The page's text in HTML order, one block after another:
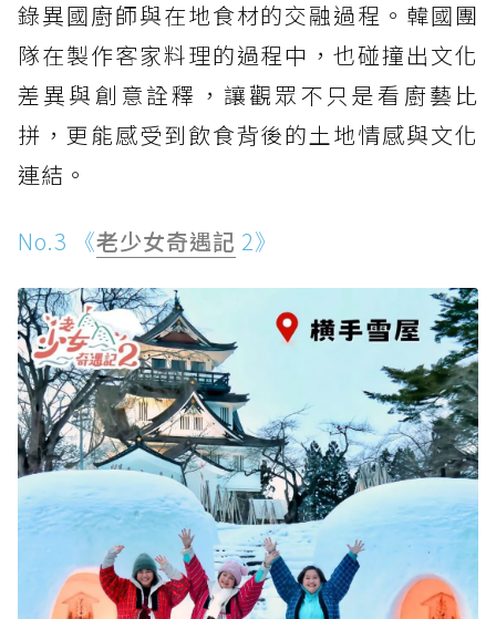
錄異國廚師與在地食材的交融過程。韓國團
隊在製作客家料理的過程中，也碰撞出文化
差異與創意詮釋，讓觀眾不只是看廚藝比
拼，更能感受到飲食背後的土地情感與文化
連結。
No.3 《老少女奇遇記 2》